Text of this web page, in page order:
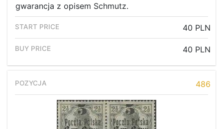
gwarancja z opisem Schmutz.
40 PLN
40 PLN
486